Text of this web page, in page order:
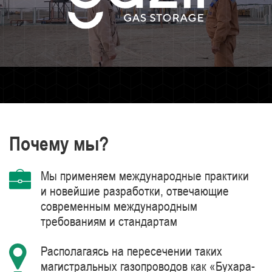
Почему мы?
Мы применяем международные практики
и новейшие разработки, отвечающие
современным международным
требованиям и стандартам
Располагаясь на пересечении таких
магистральных газопроводов как «Бухара-